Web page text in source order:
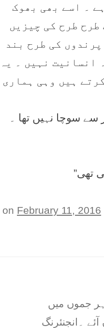
۔ اسے بھی بھوک
طرح طرح کی چیزیں
کی طرح بند
نہیں ۔ یہ
ہیں وہی ہماری
سے سوچا نہیں تھا ۔
تھی”
February 11, 2016
جموں میں
۔انجنئرنگ